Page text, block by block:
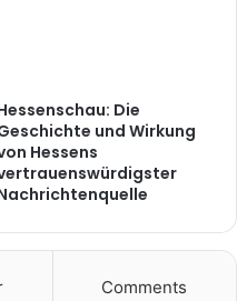
Die
und Wirkung
Hessens
Comments